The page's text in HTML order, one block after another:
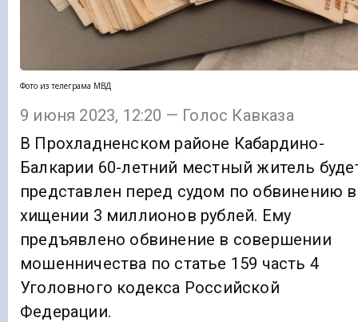
Фото из телеграма МВД
9 июня 2023, 12:20 — Голос Кавказа
В Прохладненском районе Кабардино-
Балкарии 60-летний местный житель
представлен перед судом по обвинению в
хищении 3 миллионов рублей. Ему
предъявлено обвинение в совершении
мошенничества по статье 159 часть 4
Уголовного кодекса Российской
Федерации.